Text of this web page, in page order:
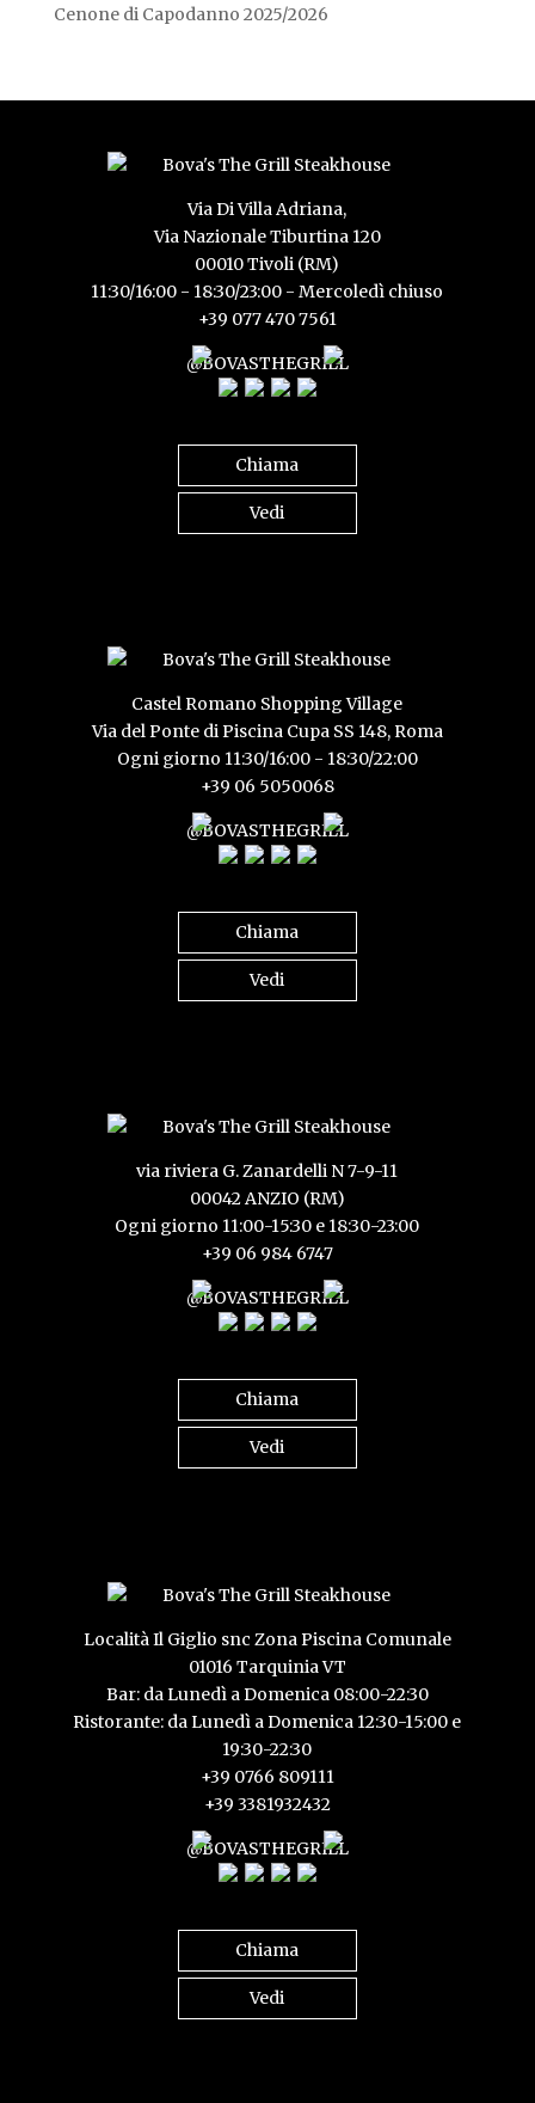
Cenone di Capodanno 2025/2026
Via Di Villa Adriana,
Via Nazionale Tiburtina 120
00010 Tivoli (RM)
11:30/16:00 - 18:30/23:00 - Mercoledì chiuso
+39 077 470 7561
@BOVASTHEGRILL
Chiama
Vedi
Castel Romano Shopping Village
Via del Ponte di Piscina Cupa SS 148, Roma
Ogni giorno 11:30/16:00 - 18:30/22:00
+39 06 5050068
@BOVASTHEGRILL
Chiama
Vedi
via riviera G. Zanardelli N 7-9-11
00042 ANZIO (RM)
Ogni giorno 11:00-15:30 e 18:30-23:00
+39 06 984 6747
@BOVASTHEGRILL
Chiama
Vedi
Località Il Giglio snc Zona Piscina Comunale
01016 Tarquinia VT
Bar: da Lunedì a Domenica 08:00-22:30
Ristorante: da Lunedì a Domenica 12:30-15:00 e
19:30-22:30
+39 0766 809111
+39 3381932432
@BOVASTHEGRILL
Chiama
Vedi